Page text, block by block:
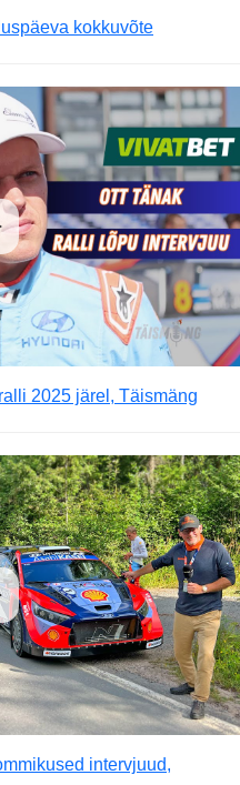
kokkuvõte
2025 järel, Täismäng
intervjuud,